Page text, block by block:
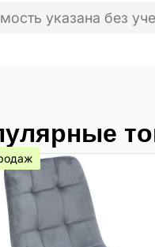
указана без